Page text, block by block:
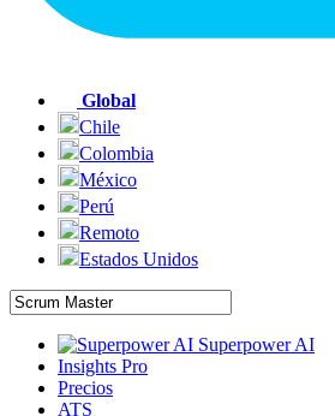
Global
Chile
Colombia
México
Perú
Remoto
Estados Unidos
Superpower AI
Insights Pro
Precios
ATS